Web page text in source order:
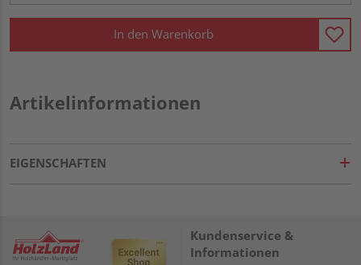
In den Warenkorb
Artikelinformationen
EIGENSCHAFTEN
Kundenservice &
Informationen